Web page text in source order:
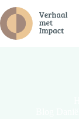
naar
de
inhoud